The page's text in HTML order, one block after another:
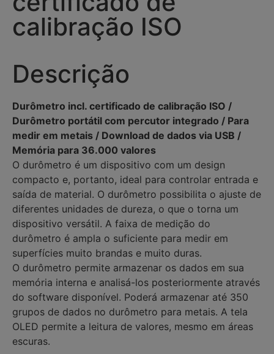
calibração ISO
Descrição
Durômetro incl. certificado de calibração ISO /
Durômetro portátil com percutor integrado / Para
medir em metais / Download de dados via USB /
Memória para 36.000 valores
O durômetro é um dispositivo com um design
compacto e, portanto, ideal para controlar entrada e
saída de material. O durômetro possibilita o ajuste de
diferentes unidades de dureza, o que o torna um
dispositivo versátil. A faixa de medição do
durômetro é ampla o suficiente para medir em
superfícies muito brandas e muito duras.
O durômetro permite armazenar os dados em sua
memória interna e analisá-los posteriormente através
do software disponível. Poderá armazenar até 350
grupos de dados no durômetro para metais. A tela
OLED permite a leitura de valores, mesmo em áreas
escuras.